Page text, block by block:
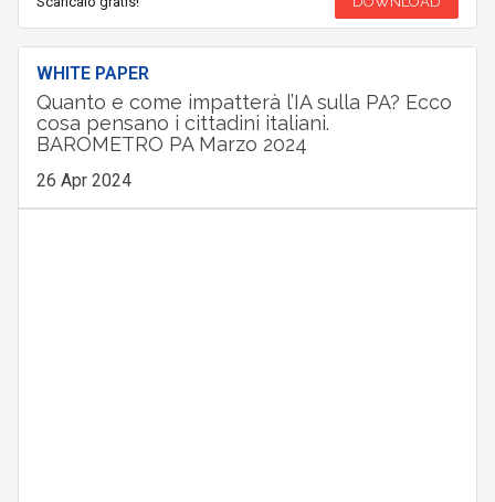
WHITE PAPER
Quanto e come impatterà l’IA sulla PA? Ecco
cosa pensano i cittadini italiani.
BAROMETRO PA Marzo 2024
26 Apr 2024